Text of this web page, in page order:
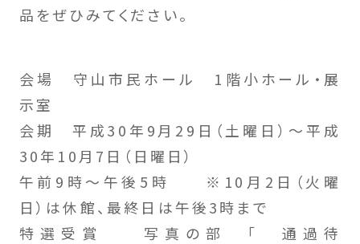
品をぜひみてください。
会場 守山市民ホール 1階小ホール・展
示室
会期 平成30年9月29日（土曜日）～平成
30年10月7日（日曜日）
午前9時～午後5時 ※10月2日（火曜
日）は休館、最終日は午後3時まで
特選受賞 写真の部 「 通過待